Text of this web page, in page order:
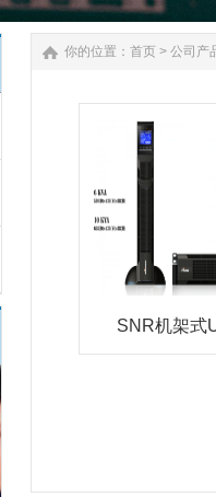
你的位置： 首页 > 公司产
SNR机架式